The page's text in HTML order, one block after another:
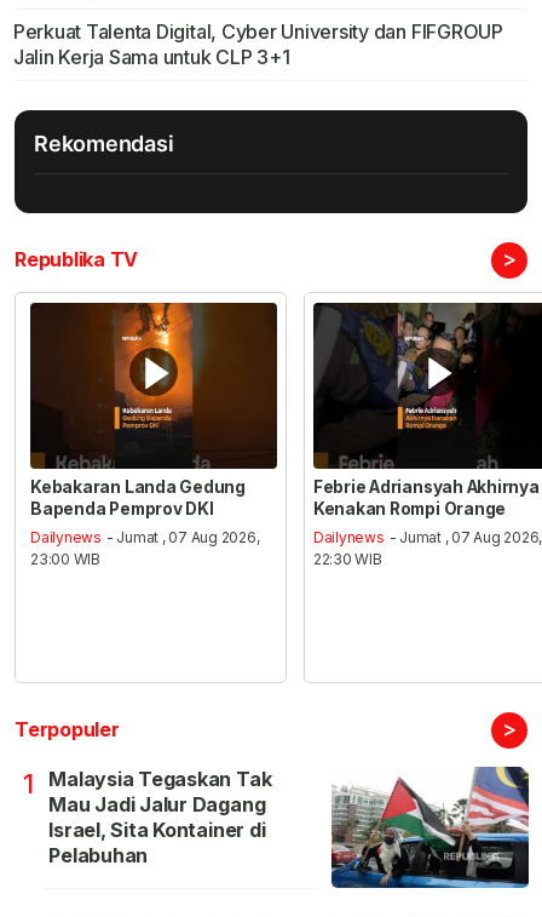
Perkuat Talenta Digital, Cyber University dan FIFGROUP
Jalin Kerja Sama untuk CLP 3+1
Rekomendasi
Republika TV >
Kebakaran Landa Gedung
Bapenda Pemprov DKI
Dailynews - Jumat , 07 Aug 2026,
23:00 WIB
Febrie Adriansyah Akhirnya
Kenakan Rompi Orange
Dailynews - Jumat , 07 Aug 2026,
22:30 WIB
Terpopuler >
1
Malaysia Tegaskan Tak
Mau Jadi Jalur Dagang
Israel, Sita Kontainer di
Pelabuhan